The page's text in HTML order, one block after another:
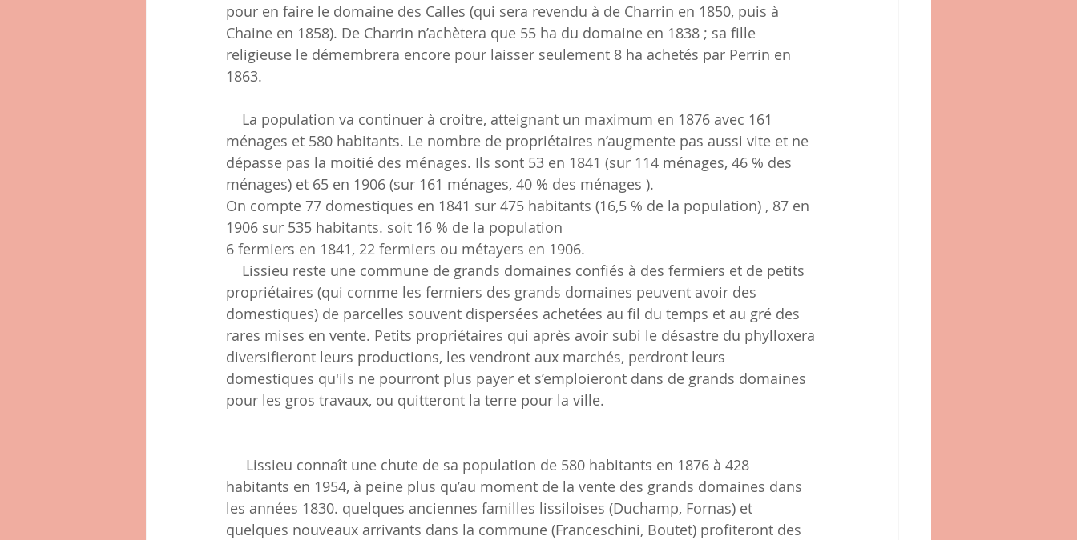
pour en faire le domaine des Calles (qui sera revendu à de Charrin en 1850, puis à
Chaine en 1858). De Charrin n’achètera que 55 ha du domaine en 1838 ; sa fille
religieuse le démembrera encore pour laisser seulement 8 ha achetés par Perrin en
1863.
ménages et 580 habitants. Le nombre de propriétaires n’augmente pas aussi vite et ne
dépasse pas la moitié des ménages. Ils sont 53 en 1841 (sur 114 ménages, 46 % des
ménages) et 65 en 1906 (sur 161 ménages, 40 % des ménages ).
On compte 77 domestiques en 1841 sur 475 habitants (16,5 % de la population) , 87 en
1906 sur 535 habitants. soit 16 % de la population
6 fermiers en 1841, 22 fermiers ou métayers en 1906.
propriétaires (qui comme les fermiers des grands domaines peuvent avoir des
domestiques) de parcelles souvent dispersées achetées au fil du temps et au gré des
rares mises en vente. Petits propriétaires qui après avoir subi le désastre du phylloxera
diversifieront leurs productions, les vendront aux marchés, perdront leurs
domestiques qu'ils ne pourront plus payer et s’emploieront dans de grands domaines
pour les gros travaux, ou quitteront la terre pour la ville.
habitants en 1954, à peine plus qu’au moment de la vente des grands domaines dans
les années 1830. quelques anciennes familles lissiloises (Duchamp, Fornas) et
quelques nouveaux arrivants dans la commune (Franceschini, Boutet) profiteront des